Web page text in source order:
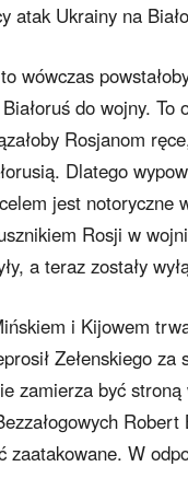
atak Ukrainy na
wówczas
do wojny. To
Rosjanom
Dlatego
jest notoryczne
Rosji w
a teraz zostały
i Kijowem
Zełenskiego
zamierza być
zaatakowane. W